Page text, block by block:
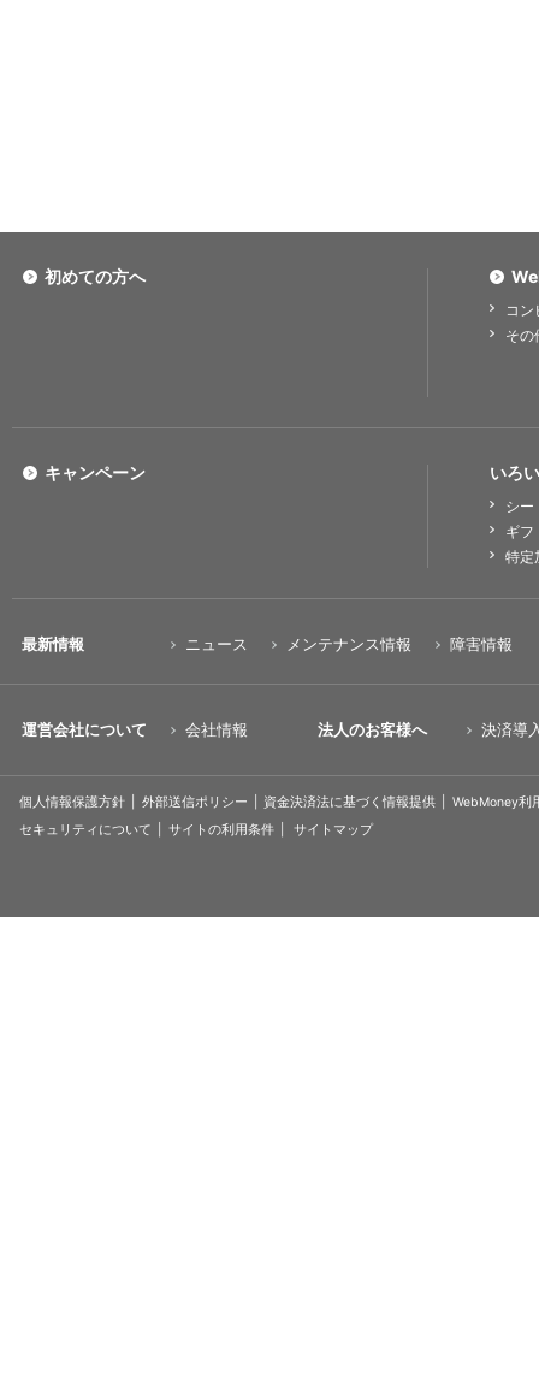
初めての方へ
コ
その
いろ
シー
ギフ
特定
キャンペーン
最新情報 ニュース メンテナンス情報 障害情報
運営会社について 会社情報 法人のお客様へ 決済導
個人情報保護方針 外部送信ポリシー 資金決済法に基づく情報提供
WebMoney利
セキュリティについて
サイトの利用条件 サイトマップ